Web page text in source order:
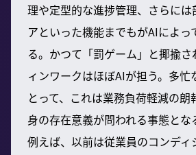
理や定型的な進捗管理、さらに
アといった機能までもがAIによっ
る。かつて「罰ゲーム」と揶揄
ィンワークはほぼAIが担う。多忙
とって、これは業務負荷軽減の朗
身の存在意義が問われる事態とな
例えば、以前は従業員のコンディ